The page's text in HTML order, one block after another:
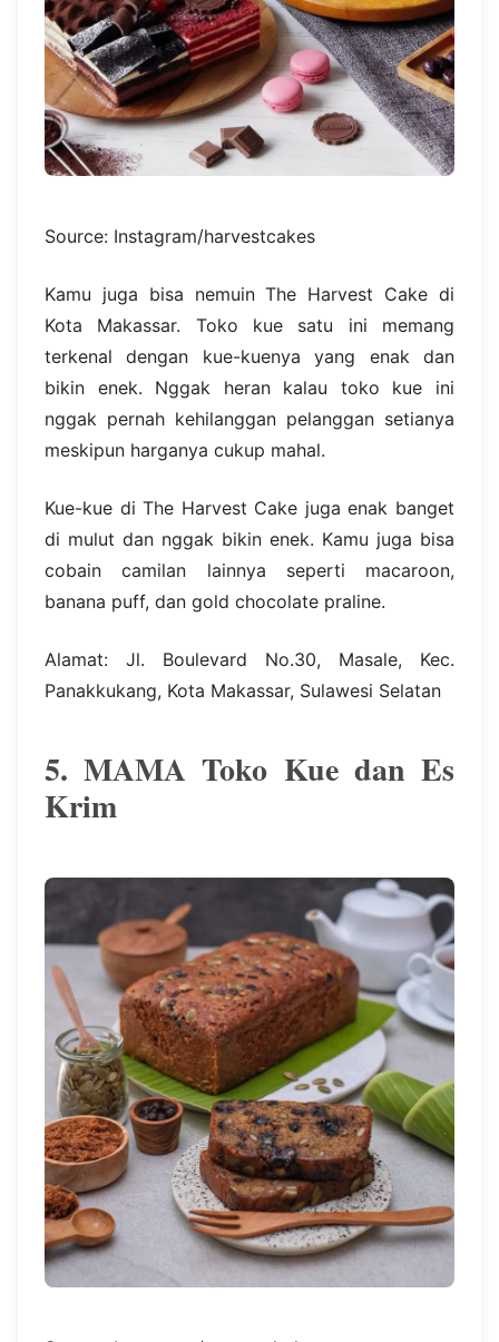
Source: Instagram/harvestcakes
Kamu juga bisa nemuin The Harvest Cake di
Kota Makassar. Toko kue satu ini memang
terkenal dengan kue-kuenya yang enak dan
bikin enek. Nggak heran kalau toko kue ini
nggak pernah kehilanggan pelanggan setianya
meskipun harganya cukup mahal.
Kue-kue di The Harvest Cake juga enak banget
di mulut dan nggak bikin enek. Kamu juga bisa
cobain camilan lainnya seperti macaroon,
banana puff, dan gold chocolate praline.
Alamat: Jl. Boulevard No.30, Masale, Kec.
Panakkukang, Kota Makassar, Sulawesi Selatan
5. MAMA Toko Kue dan Es
Krim